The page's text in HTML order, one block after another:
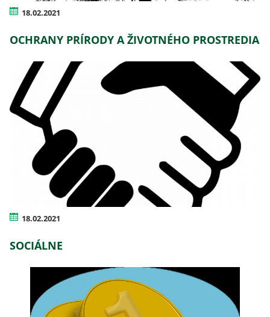
18.02.2021
OCHRANY PRÍRODY A ŽIVOTNÉHO PROSTREDIA
18.02.2021
SOCIÁLNE